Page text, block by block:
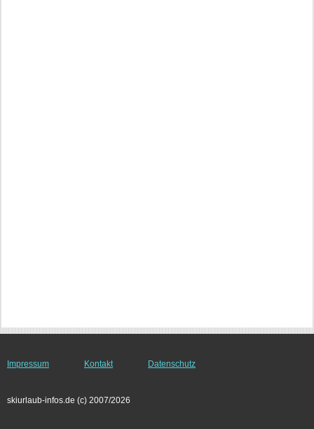
Impressum Kontakt Datenschutz
skiurlaub-infos.de (c) 2007/2026